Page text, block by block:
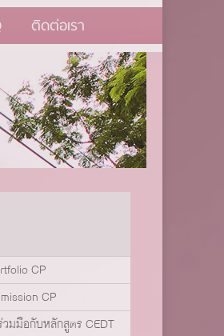
ติดต่อเรา
CP
CP
มมือกับหลักสูตร CEDT